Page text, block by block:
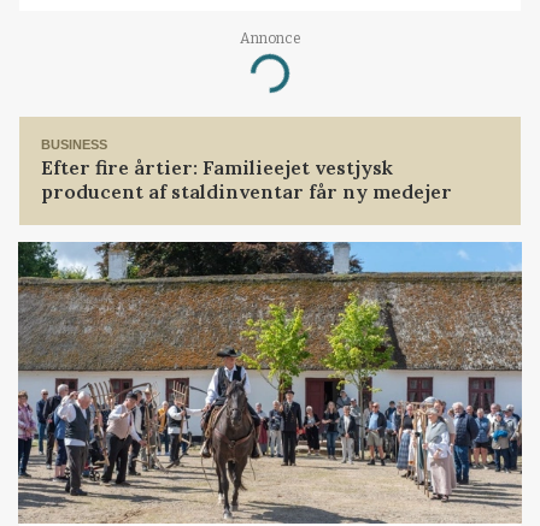
Annonce
Loading...
BUSINESS
Efter fire årtier: Familieejet vestjysk
producent af staldinventar får ny medejer